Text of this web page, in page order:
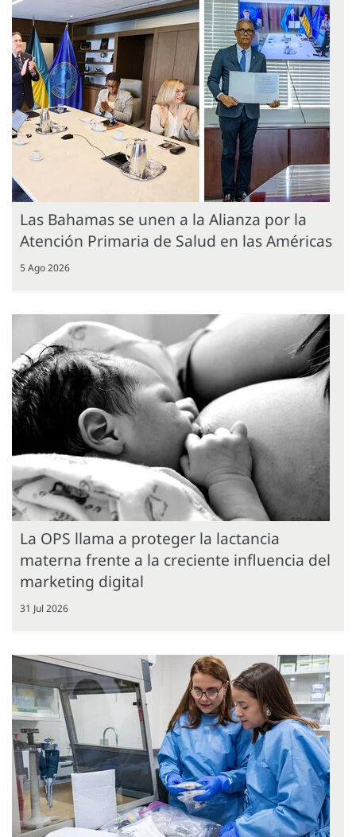
Las Bahamas se unen a la Alianza por la
Atención Primaria de Salud en las Américas
5 Ago 2026
La OPS llama a proteger la lactancia
materna frente a la creciente influencia del
marketing digital
31 Jul 2026